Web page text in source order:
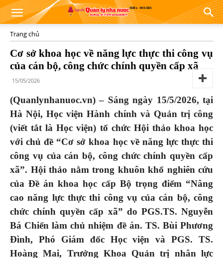
Trang chủ
Cơ sở khoa học về năng lực thực thi công vụ
của cán bộ, công chức chính quyền cấp xã
15/05/2026
(Quanlynhanuoc.vn) – Sáng ngày 15/5/2026, tại
Hà Nội, Học viện Hành chính và Quản trị công
(viết tắt là Học viện) tổ chức Hội thảo khoa học
với chủ đề “Cơ sở khoa học về năng lực thực thi
công vụ của cán bộ, công chức chính quyền cấp
xã”. Hội thảo nằm trong khuôn khổ nghiên cứu
của Đề án khoa học cấp Bộ trọng điểm “Nâng
cao năng lực thực thi công vụ của cán bộ, công
chức chính quyền cấp xã” do PGS.TS. Nguyễn
Bá Chiến làm chủ nhiệm đề án. TS. Bùi Phương
Đình, Phó Giám đốc Học viện và PGS. TS.
Hoàng Mai, Trưởng Khoa Quản trị nhân lực